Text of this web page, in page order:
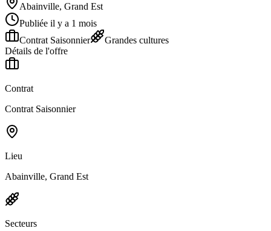
Abainville, Grand Est
Publiée il y a 1 mois
Contrat Saisonnier
Grandes cultures
Détails de l'offre
Contrat
Contrat Saisonnier
Lieu
Abainville, Grand Est
Secteurs